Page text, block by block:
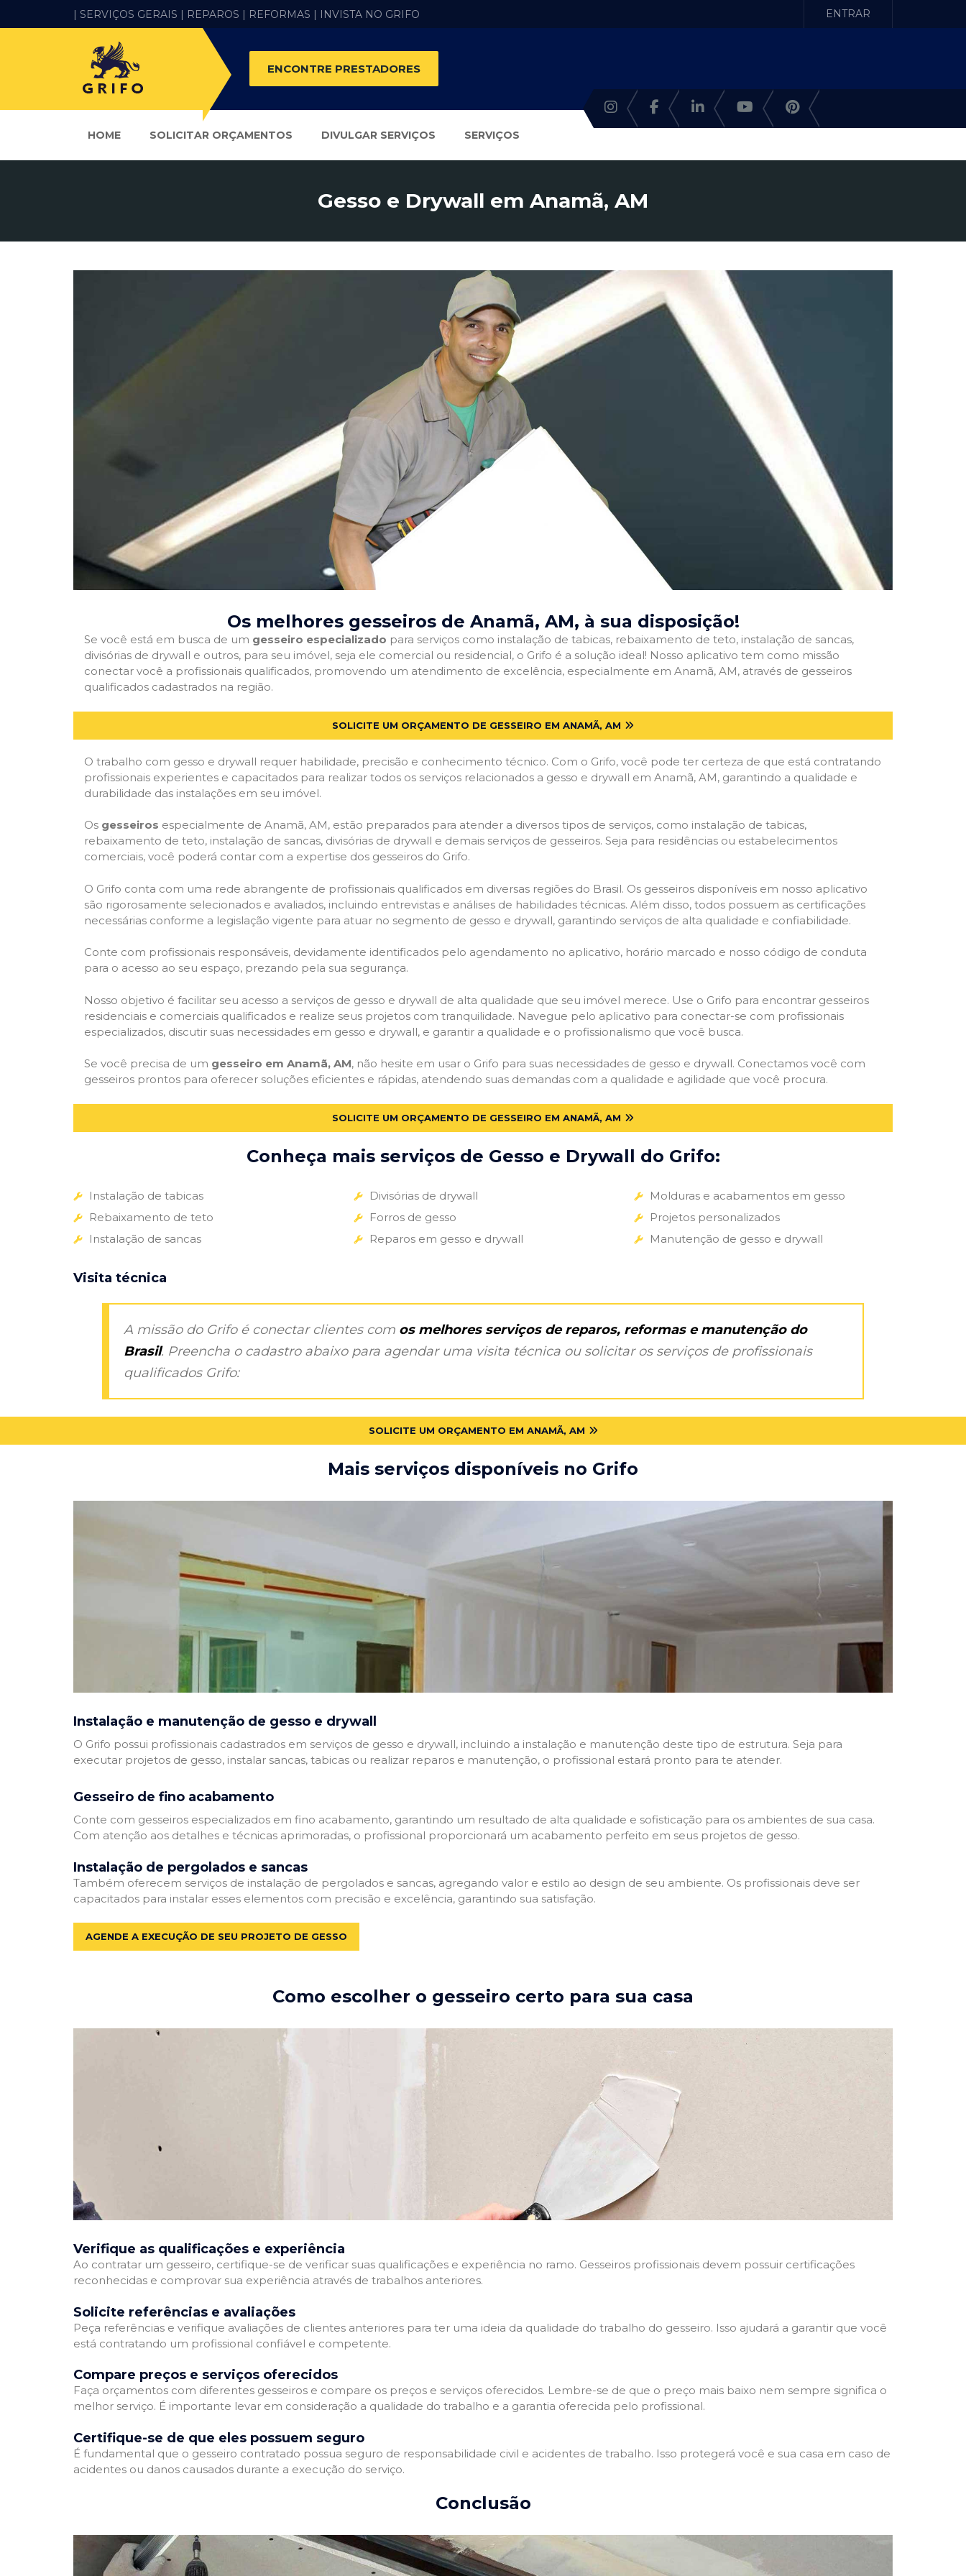
| SERVIÇOS GERAIS | REPAROS | REFORMAS | INVISTA NO GRIFO ENTRAR
ENCONTRE PRESTADORES
HOME SOLICITAR ORÇAMENTOS DIVULGAR SERVIÇOS SERVIÇOS
Gesso e Drywall em Anamã, AM
Os melhores gesseiros de Anamã, AM, à sua disposição!
Se você está em busca de um gesseiro especializado para serviços como instalação de tabicas, rebaixamento de teto, instalação de sancas,
divisórias de drywall e outros, para seu imóvel, seja ele comercial ou residencial, o Grifo é a solução ideal! Nosso aplicativo tem como missão
conectar você a profissionais qualificados, promovendo um atendimento de excelência, especialmente em Anamã, AM, através de gesseiros
qualificados cadastrados na região.
SOLICITE UM ORÇAMENTO DE GESSEIRO EM ANAMÃ, AM
O trabalho com gesso e drywall requer habilidade, precisão e conhecimento técnico. Com o Grifo, você pode ter certeza de que está contratando
profissionais experientes e capacitados para realizar todos os serviços relacionados a gesso e drywall em Anamã, AM, garantindo a qualidade e
durabilidade das instalações em seu imóvel.
Os gesseiros especialmente de Anamã, AM, estão preparados para atender a diversos tipos de serviços, como instalação de tabicas,
rebaixamento de teto, instalação de sancas, divisórias de drywall e demais serviços de gesseiros. Seja para residências ou estabelecimentos
comerciais, você poderá contar com a expertise dos gesseiros do Grifo.
O Grifo conta com uma rede abrangente de profissionais qualificados em diversas regiões do Brasil. Os gesseiros disponíveis em nosso aplicativo
são rigorosamente selecionados e avaliados, incluindo entrevistas e análises de habilidades técnicas. Além disso, todos possuem as certificações
necessárias conforme a legislação vigente para atuar no segmento de gesso e drywall, garantindo serviços de alta qualidade e confiabilidade.
Conte com profissionais responsáveis, devidamente identificados pelo agendamento no aplicativo, horário marcado e nosso código de conduta
para o acesso ao seu espaço, prezando pela sua segurança.
Nosso objetivo é facilitar seu acesso a serviços de gesso e drywall de alta qualidade que seu imóvel merece. Use o Grifo para encontrar gesseiros
residenciais e comerciais qualificados e realize seus projetos com tranquilidade. Navegue pelo aplicativo para conectar-se com profissionais
especializados, discutir suas necessidades em gesso e drywall, e garantir a qualidade e o profissionalismo que você busca.
Se você precisa de um gesseiro em Anamã, AM, não hesite em usar o Grifo para suas necessidades de gesso e drywall. Conectamos você com
gesseiros prontos para oferecer soluções eficientes e rápidas, atendendo suas demandas com a qualidade e agilidade que você procura.
SOLICITE UM ORÇAMENTO DE GESSEIRO EM ANAMÃ, AM
Conheça mais serviços de Gesso e Drywall do Grifo:
Instalação de tabicas
Rebaixamento de teto
Instalação de sancas
Divisórias de drywall
Forros de gesso
Reparos em gesso e drywall
Molduras e acabamentos em gesso
Projetos personalizados
Manutenção de gesso e drywall
Visita técnica
A missão do Grifo é conectar clientes com os melhores serviços de reparos, reformas e manutenção do
Brasil. Preencha o cadastro abaixo para agendar uma visita técnica ou solicitar os serviços de profissionais
qualificados Grifo:
SOLICITE UM ORÇAMENTO EM ANAMÃ, AM
Mais serviços disponíveis no Grifo
Instalação e manutenção de gesso e drywall
O Grifo possui profissionais cadastrados em serviços de gesso e drywall, incluindo a instalação e manutenção deste tipo de estrutura. Seja para
executar projetos de gesso, instalar sancas, tabicas ou realizar reparos e manutenção, o profissional estará pronto para te atender.
Gesseiro de fino acabamento
Conte com gesseiros especializados em fino acabamento, garantindo um resultado de alta qualidade e sofisticação para os ambientes de sua casa.
Com atenção aos detalhes e técnicas aprimoradas, o profissional proporcionará um acabamento perfeito em seus projetos de gesso.
Instalação de pergolados e sancas
Também oferecem serviços de instalação de pergolados e sancas, agregando valor e estilo ao design de seu ambiente. Os profissionais deve ser
capacitados para instalar esses elementos com precisão e excelência, garantindo sua satisfação.
AGENDE A EXECUÇÃO DE SEU PROJETO DE GESSO
Como escolher o gesseiro certo para sua casa
Verifique as qualificações e experiência
Ao contratar um gesseiro, certifique-se de verificar suas qualificações e experiência no ramo. Gesseiros profissionais devem possuir certificações
reconhecidas e comprovar sua experiência através de trabalhos anteriores.
Solicite referências e avaliações
Peça referências e verifique avaliações de clientes anteriores para ter uma ideia da qualidade do trabalho do gesseiro. Isso ajudará a garantir que você
está contratando um profissional confiável e competente.
Compare preços e serviços oferecidos
Faça orçamentos com diferentes gesseiros e compare os preços e serviços oferecidos. Lembre-se de que o preço mais baixo nem sempre significa o
melhor serviço. É importante levar em consideração a qualidade do trabalho e a garantia oferecida pelo profissional.
Certifique-se de que eles possuem seguro
É fundamental que o gesseiro contratado possua seguro de responsabilidade civil e acidentes de trabalho. Isso protegerá você e sua casa em caso de
acidentes ou danos causados durante a execução do serviço.
Conclusão